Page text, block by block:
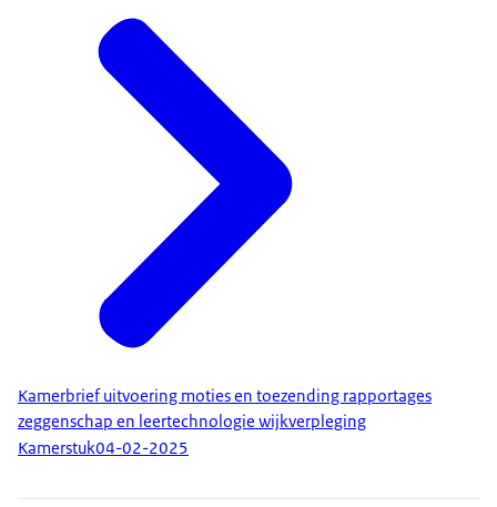
Kamerbrief uitvoering moties en toezending rapportages
zeggenschap en leertechnologie wijkverpleging
Kamerstuk04-02-2025